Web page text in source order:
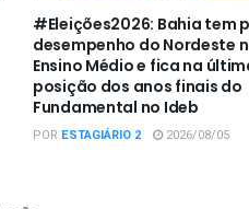
#Eleições2026: Bahia tem
desempenho do Nordeste
Ensino Médio e fica na
posição dos anos finais do
Fundamental no Ideb
POR ESTAGIÁRIO 2 2026/08/05